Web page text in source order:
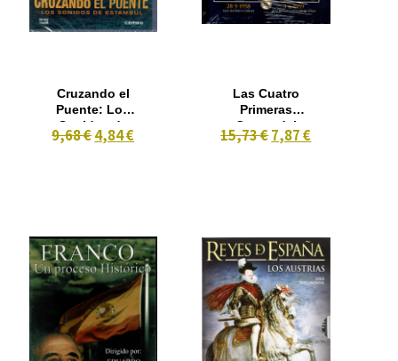
Cruzando el
Puente: Los
Sonidos de
Estambul
9,68 €4,84 €
Las Cuatro
Primeras
Copas del
Real Madrid +
15,73 €7,87 €